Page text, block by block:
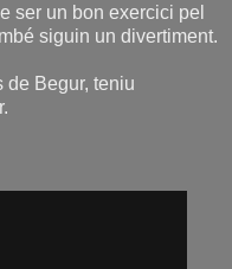
ser un bon exercici pel
siguin un divertiment.
de Begur, teniu